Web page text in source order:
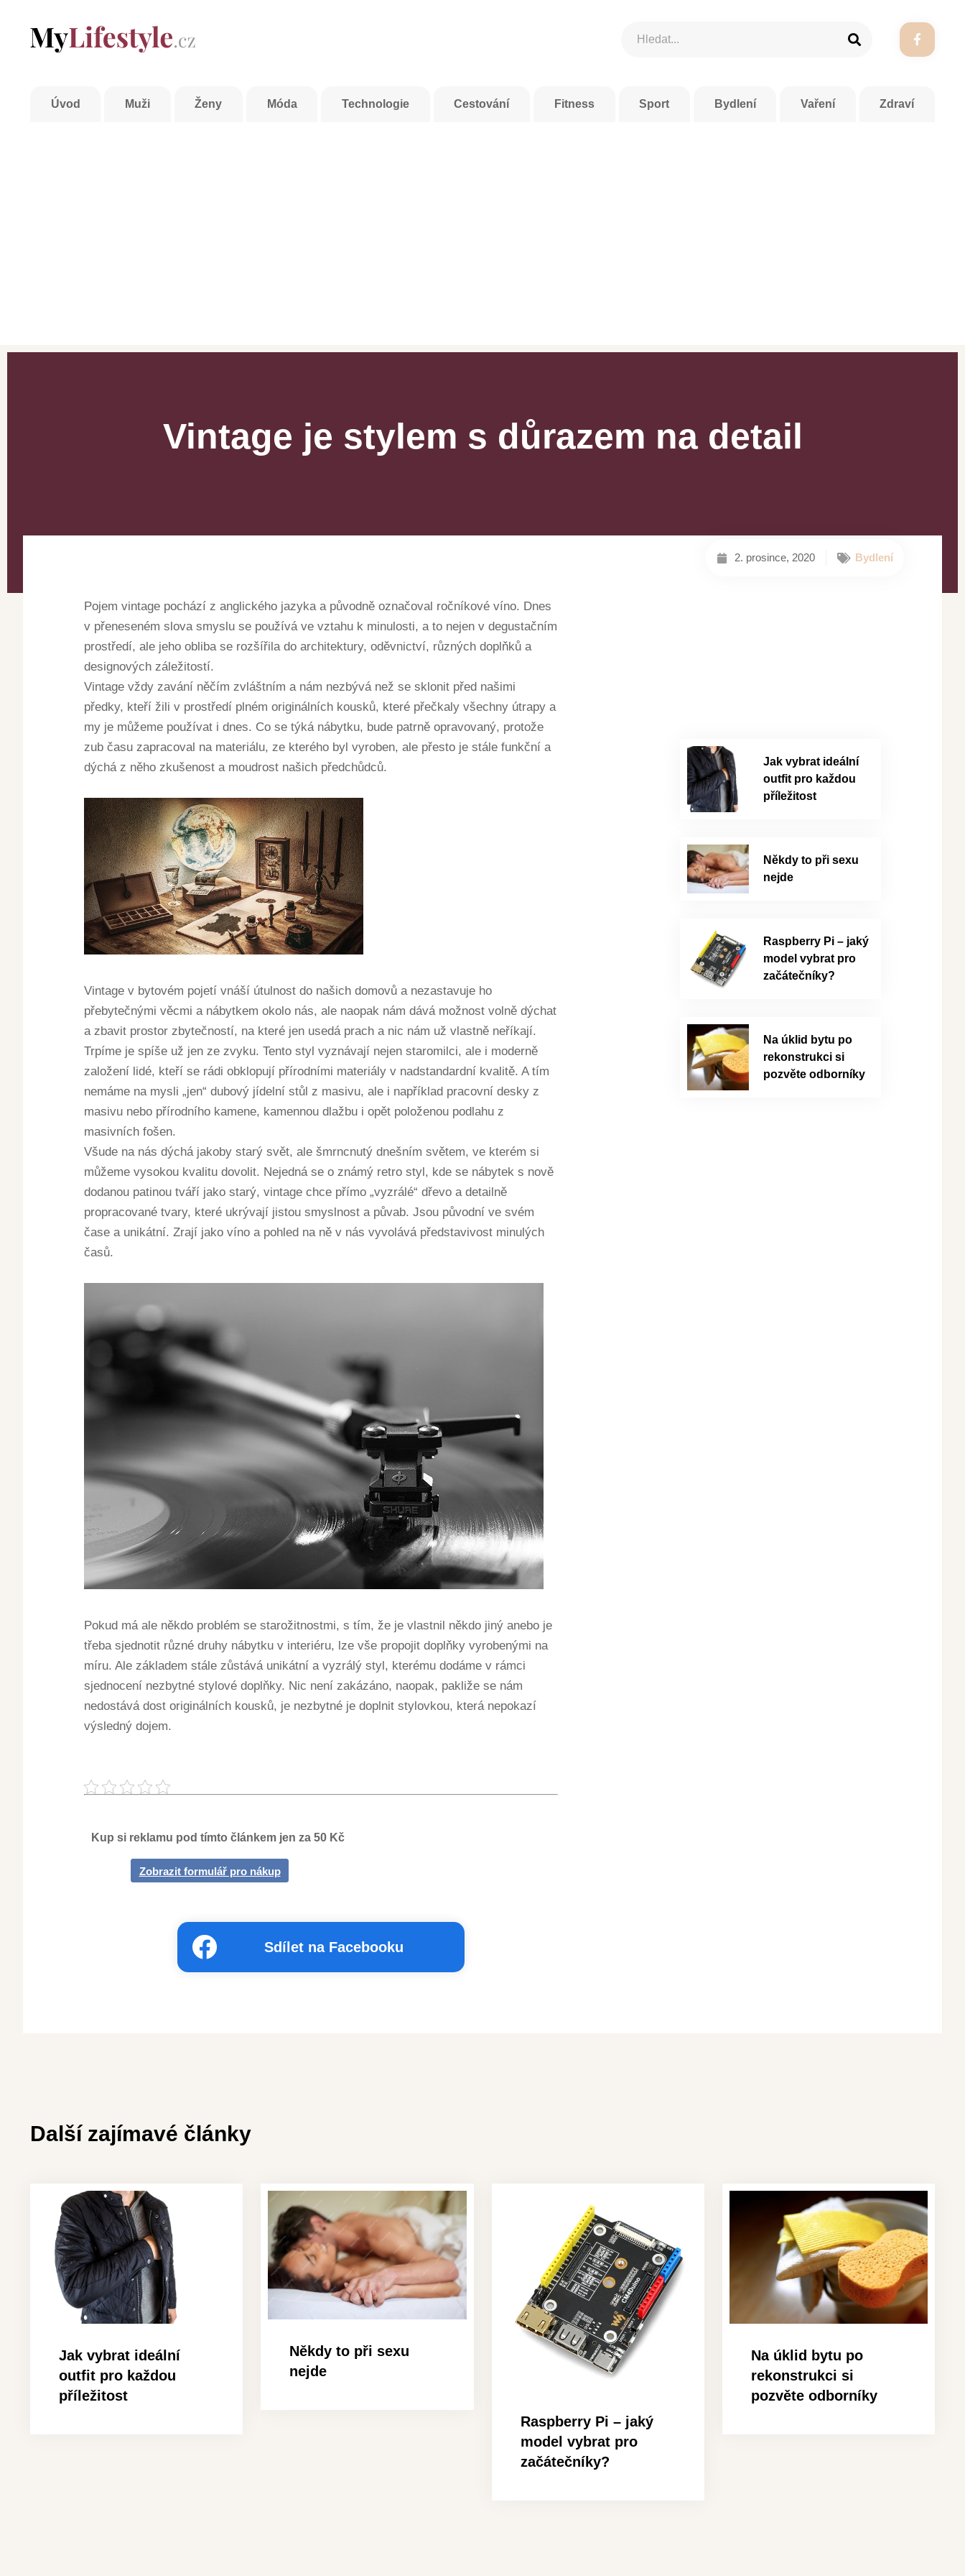
Úvod Muži Ženy Móda Technologie Cestování Fitness Sport Bydlení Vaření Zdraví
Vintage je stylem s důrazem na detail
2. prosince, 2020 Bydlení
Pojem vintage pochází z anglického jazyka a původně označoval ročníkové víno. Dnes
v přeneseném slova smyslu se používá ve vztahu k minulosti, a to nejen v degustačním
prostředí, ale jeho obliba se rozšířila do architektury, oděvnictví, různých doplňků a
designových záležitostí.
Vintage vždy zavání něčím zvláštním a nám nezbývá než se sklonit před našimi
předky, kteří žili v prostředí plném originálních kousků, které přečkaly všechny útrapy a
my je můžeme používat i dnes. Co se týká nábytku, bude patrně opravovaný, protože
zub času zapracoval na materiálu, ze kterého byl vyroben, ale přesto je stále funkční a
dýchá z něho zkušenost a moudrost našich předchůdců.
Vintage v bytovém pojetí vnáší útulnost do našich domovů a nezastavuje ho
přebytečnými věcmi a nábytkem okolo nás, ale naopak nám dává možnost volně dýchat
a zbavit prostor zbytečností, na které jen usedá prach a nic nám už vlastně neříkají.
Trpíme je spíše už jen ze zvyku. Tento styl vyznávají nejen staromilci, ale i moderně
založení lidé, kteří se rádi obklopují přírodními materiály v nadstandardní kvalitě. A tím
nemáme na mysli „jen“ dubový jídelní stůl z masivu, ale i například pracovní desky z
masivu nebo přírodního kamene, kamennou dlažbu i opět položenou podlahu z
masivních fošen.
Všude na nás dýchá jakoby starý svět, ale šmrncnutý dnešním světem, ve kterém si
můžeme vysokou kvalitu dovolit. Nejedná se o známý retro styl, kde se nábytek s nově
dodanou patinou tváří jako starý, vintage chce přímo „vyzrálé“ dřevo a detailně
propracované tvary, které ukrývají jistou smyslnost a půvab. Jsou původní ve svém
čase a unikátní. Zrají jako víno a pohled na ně v nás vyvolává představivost minulých
časů.
Pokud má ale někdo problém se starožitnostmi, s tím, že je vlastnil někdo jiný anebo je
třeba sjednotit různé druhy nábytku v interiéru, lze vše propojit doplňky vyrobenými na
míru. Ale základem stále zůstává unikátní a vyzrálý styl, kterému dodáme v rámci
sjednocení nezbytné stylové doplňky. Nic není zakázáno, naopak, pakliže se nám
nedostává dost originálních kousků, je nezbytné je doplnit stylovkou, která nepokazí
výsledný dojem.
Kup si reklamu pod tímto článkem jen za 50 Kč
Zobrazit formulář pro nákup
Sdílet na Facebooku
Jak vybrat ideální
outfit pro každou
příležitost
Někdy to při sexu
nejde
Raspberry Pi – jaký
model vybrat pro
začátečníky?
Na úklid bytu po
rekonstrukci si
pozvěte odborníky
Další zajímavé články
Jak vybrat ideální
outfit pro každou
příležitost
Někdy to při sexu
nejde
Raspberry Pi – jaký
model vybrat pro
začátečníky?
Na úklid bytu po
rekonstrukci si
pozvěte odborníky